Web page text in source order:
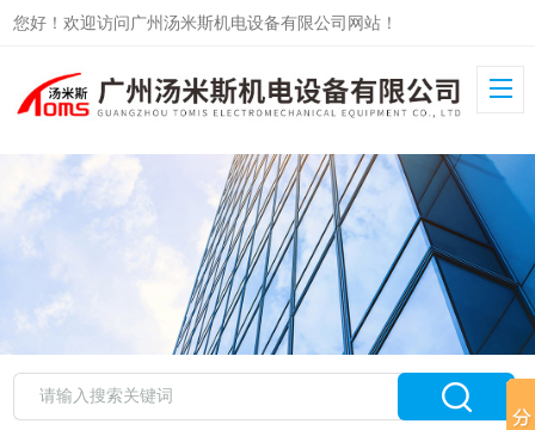
您好！欢迎访问广州汤米斯机电设备有限公司网站！